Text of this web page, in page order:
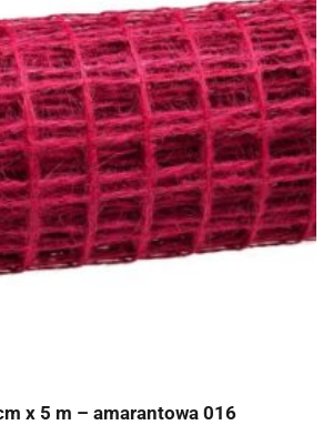
x 5 m – amarantowa 016